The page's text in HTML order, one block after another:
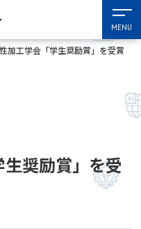
MENU
加工学会「学生奨励賞」を受賞
奨励賞」を受